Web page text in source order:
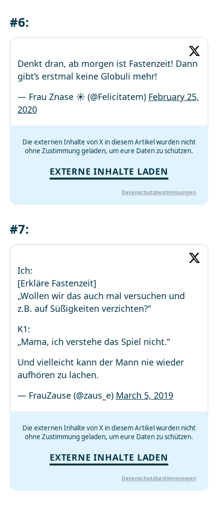
#6:
Denkt dran, ab morgen ist Fastenzeit! Dann
gibt’s erstmal keine Globuli mehr!
— Frau Znase ☀️ (@Felicitatem) February 25,
2020
Die externen Inhalte von X in diesem Artikel wurden nicht
ohne Zustimmung geladen, um eure Daten zu schützen.
EXTERNE INHALTE LADEN
Datenschutzbestimmungen
#7:
Ich:
[Erkläre Fastenzeit]
„Wollen wir das auch mal versuchen und
z.B. auf Süßigkeiten verzichten?“
K1:
„Mama, ich verstehe das Spiel nicht.“
Und vielleicht kann der Mann nie wieder
aufhören zu lachen.
— FrauZause (@zaus_e) March 5, 2019
Die externen Inhalte von X in diesem Artikel wurden nicht
ohne Zustimmung geladen, um eure Daten zu schützen.
EXTERNE INHALTE LADEN
Datenschutzbestimmungen